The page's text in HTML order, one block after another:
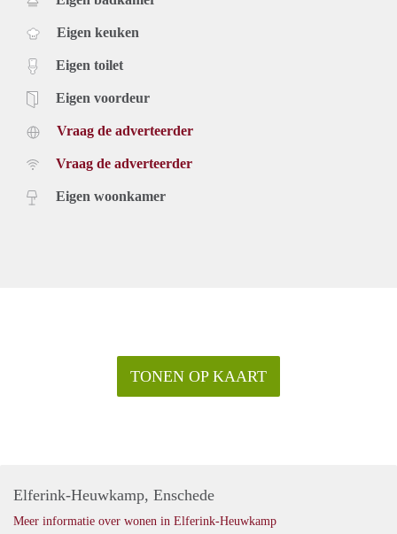
Eigen keuken
Eigen toilet
Eigen voordeur
Vraag de adverteerder
Vraag de adverteerder
Eigen woonkamer
TONEN OP KAART
Elferink-Heuwkamp, Enschede
Meer informatie over wonen in Elferink-Heuwkamp